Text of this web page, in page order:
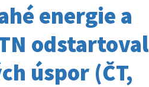
energie a
odstartoval
úspor (ČT,